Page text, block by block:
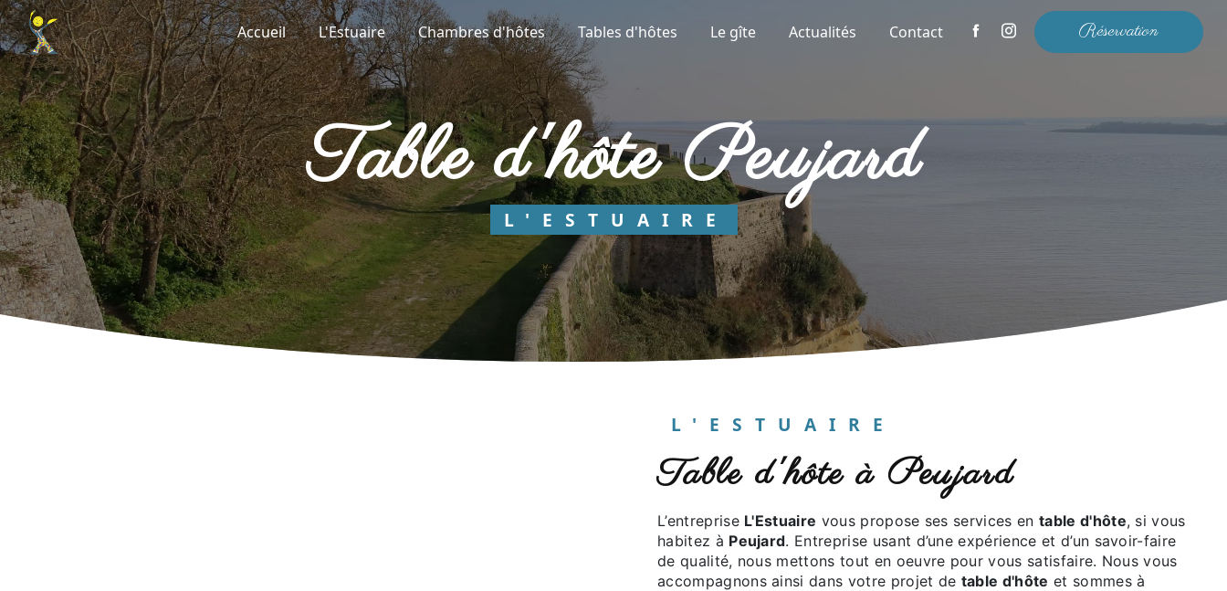
Accueil L'Estuaire Chambres d'hôtes Tables d'hôtes Le gîte Actualités Contact Réservation
table d'hôte Peujard
L'ESTUAIRE
L'ESTUAIRE
table d'hôte à Peujard
L’entreprise L'Estuaire vous propose ses services en table d'hôte, si vous
habitez à Peujard. Entreprise usant d’une expérience et d’un savoir-faire
de qualité, nous mettons tout en oeuvre pour vous satisfaire. Nous vous
accompagnons ainsi dans votre projet de table d'hôte et sommes à
Panneau de gestion des cookies